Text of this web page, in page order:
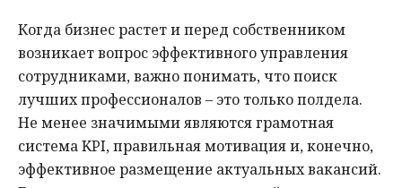
Происшествия
Когда бизнес растет и перед собственником
возникает вопрос эффективного управления
сотрудниками, важно понимать, что поиск
лучших профессионалов – это только полдела.
Не менее значимыми являются грамотная
система KPI, правильная мотивация и, конечно,
эффективное размещение актуальных вакансий.